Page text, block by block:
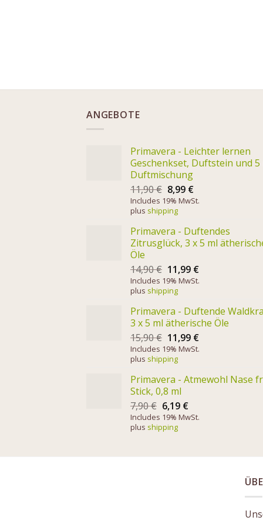
ANGEBOTE
Primavera - Leichter lernen
Geschenkset, Duftstein und 5
Duftmischung
11,90€ 8,99 €
Includes 19% MwSt.
plus shipping
Primavera - Duftendes
Zitrusglück, 3 x 5 ml
Öle
14,90€ 11,99 €
Includes 19% MwSt.
plus shipping
Primavera - Duftende
3 x 5 ml ätherische Öle
15,90€ 11,99 €
Includes 19% MwSt.
plus shipping
Primavera - Atmewohl Nase
Stick, 0,8 ml
7,90€ 6,19 €
Includes 19% MwSt.
plus shipping